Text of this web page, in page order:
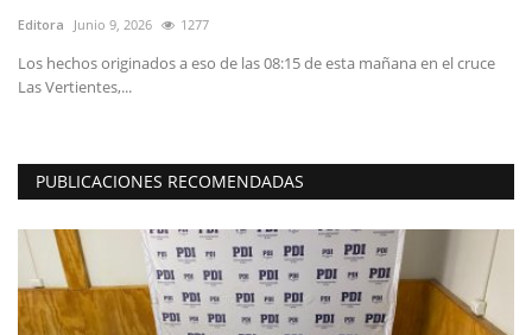
Editora Junio 9, 2026 1277
Los hechos originados a eso de las 08:15 de esta mañana en el cruce
Las Vertientes,...
PUBLICACIONES RECOMENDADAS